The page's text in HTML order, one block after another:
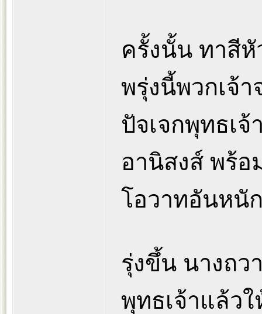
ครั้งนั้น ทาสีหั
พรุ่งนี้พวกเจ้
ปัจเจกพุทธเ
อานิสงส์ พร้
โอวาทอันหนั
รุ่งขึ้น นางถว
พุทธเจ้าแล้ว